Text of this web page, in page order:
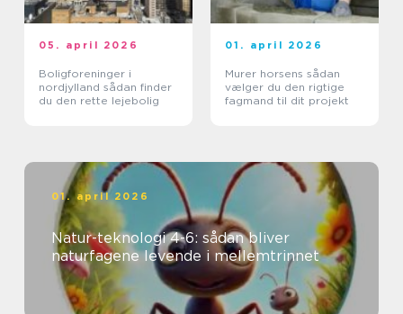
05. april 2026
Boligforeninger i
nordjylland sådan finder
du den rette lejebolig
01. april 2026
Murer horsens sådan
vælger du den rigtige
fagmand til dit projekt
01. april 2026
Natur-teknologi 4-6: sådan bliver
naturfagene levende i mellemtrinnet